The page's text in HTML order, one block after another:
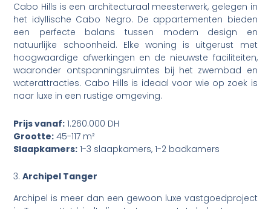
Cabo Hills is een architecturaal meesterwerk, gelegen in
het idyllische Cabo Negro. De appartementen bieden
een perfecte balans tussen modern design en
natuurlijke schoonheid. Elke woning is uitgerust met
hoogwaardige afwerkingen en de nieuwste faciliteiten,
waaronder ontspanningsruimtes bij het zwembad en
waterattracties. Cabo Hills is ideaal voor wie op zoek is
naar luxe in een rustige omgeving.
Prijs vanaf: 1.260.000 DH
Grootte: 45-117 m²
Slaapkamers: 1-3 slaapkamers, 1-2 badkamers
3.Archipel Tanger
Archipel is meer dan een gewoon luxe vastgoedproject